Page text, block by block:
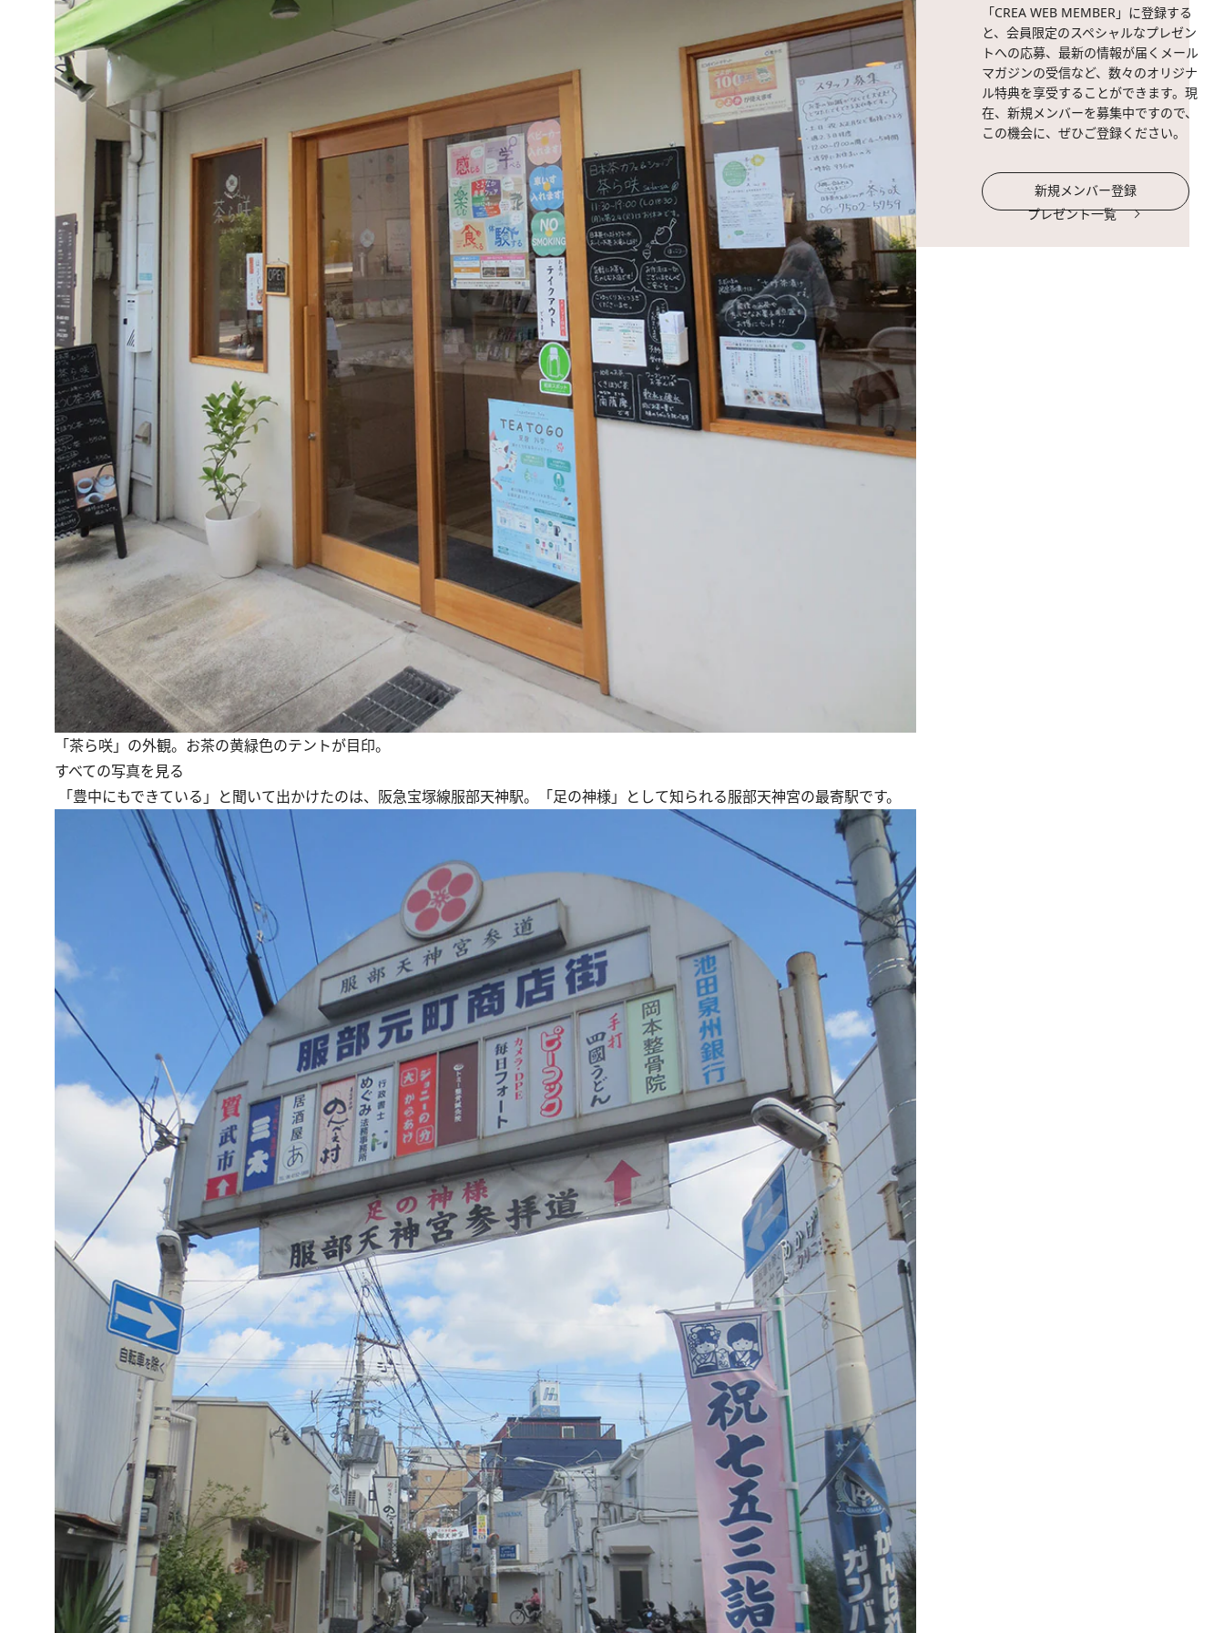
「茶ら咲」の外観。お茶の黄緑色のテントが目印。
すべての写真を見る
「豊中にもできている」と聞いて出かけたのは、阪急宝塚線服部天神駅。「足の神様」として知られる服部天神宮の最寄駅です。
「CREA WEB MEMBER」に登録する
と、会員限定のスペシャルなプレゼン
トへの応募、最新の情報が届くメール
マガジンの受信など、数々のオリジナ
ル特典を享受することができます。現
在、新規メンバーを募集中ですので、
この機会に、ぜひご登録ください。
新規メンバー登録
プレゼント一覧